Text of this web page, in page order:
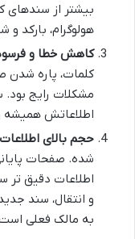
بیشتر از سندهای
هولوگرام، بارکد
کاهش خطا و
کلمات، پاره شدن
مشکلات رایج بود.
اطلاعاتش
حجم بالای
شده. صفحات
اطلاعات دقیق تر
و انتقال، سند
به مالک فعلی است